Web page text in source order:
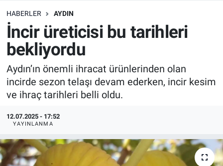
HABERLER AYDIN
İncir üreticisi bu tarihleri
bekliyordu
Aydın’ın önemli ihracat ürünlerinden olan
incirde sezon telaşı devam ederken, incir kesim
ve ihraç tarihleri belli oldu.
12.07.2025 - 17:52
YAYINLANMA